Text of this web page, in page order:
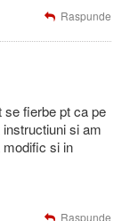
Raspunde
fierbe pt ca pe
si am
si in
Raspunde